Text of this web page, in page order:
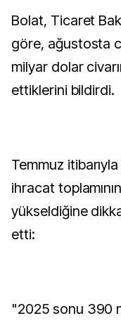
Bolat, Ticaret
göre, ağustosta
milyar dolar
ettiklerini bildirdi.
Temmuz itibarıyla
ihracat
yükseldiğine
etti:
"2025 sonu 390